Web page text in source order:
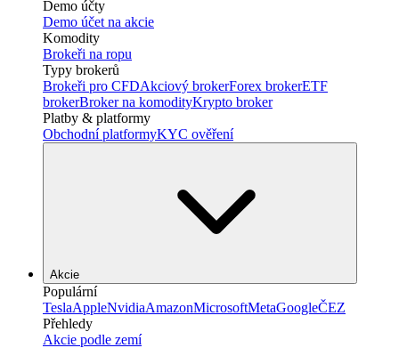
Demo účty
Demo účet na akcie
Komodity
Brokeři na ropu
Typy brokerů
Brokeři pro CFDAkciový brokerForex brokerETF
brokerBroker na komodityKrypto broker
Platby & platformy
Obchodní platformyKYC ověření
Akcie
Populární
TeslaAppleNvidiaAmazonMicrosoftMetaGoogleČEZ
Přehledy
Akcie podle zemí